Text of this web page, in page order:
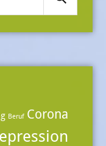
Submit
Beruf Corona